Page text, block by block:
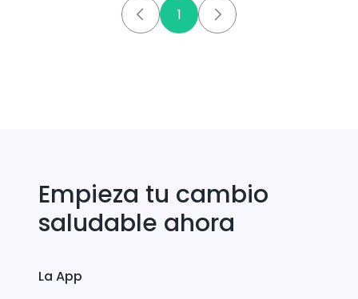
1
Empieza tu cambio
saludable ahora
La App